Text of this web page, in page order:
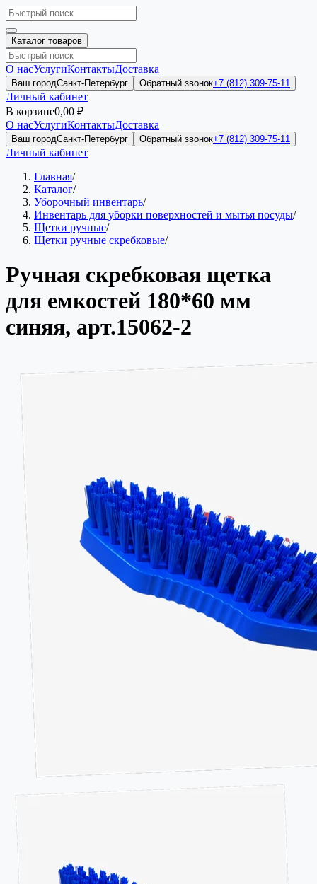
Каталог товаров
О насУслугиКонтактыДоставка
Ваш городСанкт-Петербург Обратный звонок+7 (812) 309-75-11
Личный кабинет
В корзине0,00 ₽
О насУслугиКонтактыДоставка
Ваш городСанкт-Петербург Обратный звонок+7 (812) 309-75-11
Личный кабинет
Главная/
Каталог/
Уборочный инвентарь/
Инвентарь для уборки поверхностей и мытья посуды/
Щетки ручные/
Щетки ручные скребковые/
Ручная скребковая щетка
для емкостей 180*60 мм
синяя, арт.15062-2